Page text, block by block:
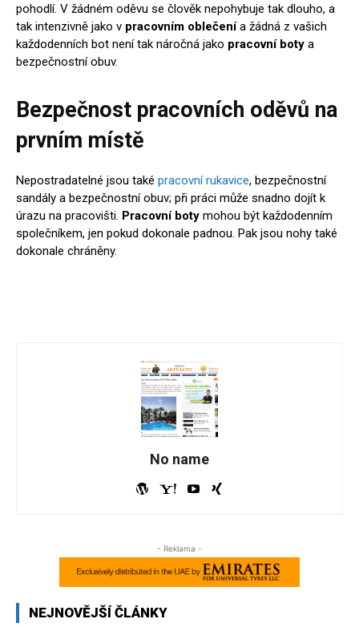
pohodlí. V žádném oděvu se člověk nepohybuje tak dlouho, a
tak intenzivně jako v pracovním oblečenía žádná z vašich
každodenních bot není tak náročná jako pracovní boty a
bezpečnostní obuv.
Bezpečnost pracovních oděvů na
prvním místě
Nepostradatelné jsou také pracovní rukavice, bezpečnostní
sandály a bezpečnostní obuv; při práci může snadno dojít k
úrazu na pracovišti. Pracovní boty mohou být každodenním
společníkem, jen pokud dokonale padnou. Pak jsou nohy také
dokonale chráněny.
No name
- Reklama -
NEJNOVĚJŠÍ ČLÁNKY